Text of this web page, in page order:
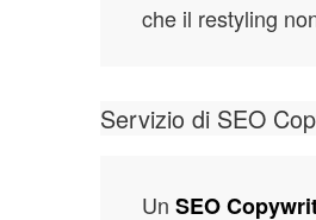
che il restyling
Servizio di SEO
Un SEO